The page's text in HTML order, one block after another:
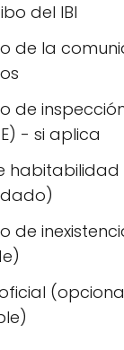
del IBI
de la
de
- si aplica
habitabilidad
de